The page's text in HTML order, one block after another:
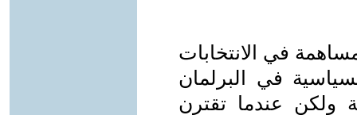
في الانتخابات
في البرلمان
ولكن عندما تقترن